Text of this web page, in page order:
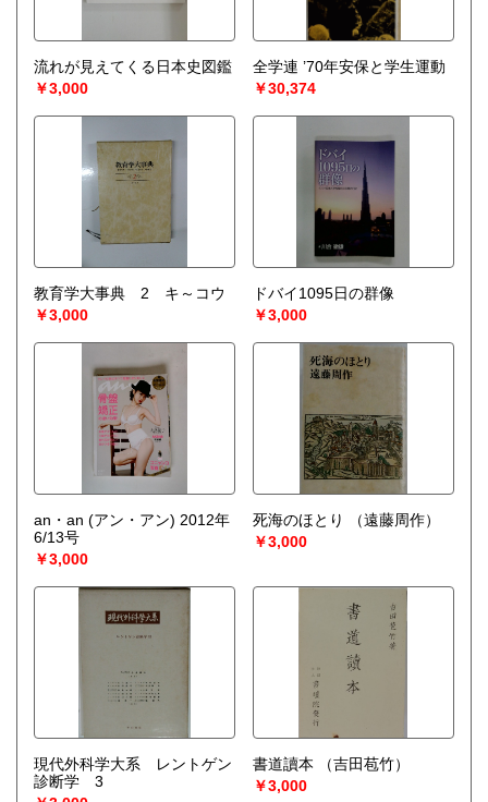
流れが見えてくる日本史図鑑
￥3,000
全学連 ’70年安保と学生運動
￥30,374
教育学大事典 2 キ～コウ
￥3,000
ドバイ1095日の群像
￥3,000
an・an (アン・アン) 2012年
6/13号
￥3,000
死海のほとり
（遠藤周作）
￥3,000
現代外科学大系 レントゲン
診断学 3
書道讀本
（吉田苞竹）
￥3,000